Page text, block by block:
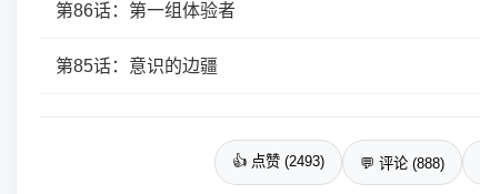
第86话：第一组体验者
第85话：意识的边疆
👍 点赞 (2493) 💬 评论 (888)